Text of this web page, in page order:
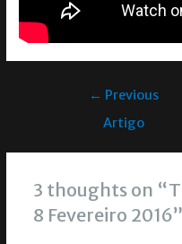
← Previous
Artigo
3 thoughts on
8 Fevereiro 2016”